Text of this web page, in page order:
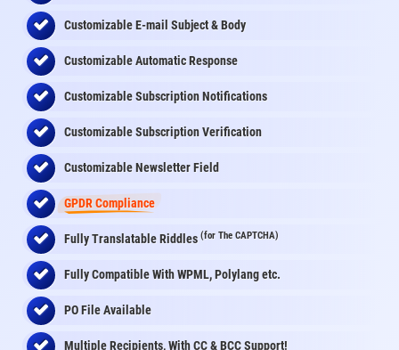
Customizable E-mail Subject & Body
Customizable Automatic Response
Customizable Subscription Notifications
Customizable Subscription Verification
Customizable Newsletter Field
GPDR Compliance
Fully Translatable Riddles (for The CAPTCHA)
Fully Compatible With WPML, Polylang etc.
PO File Available
Multiple Recipients, With CC & BCC Support!